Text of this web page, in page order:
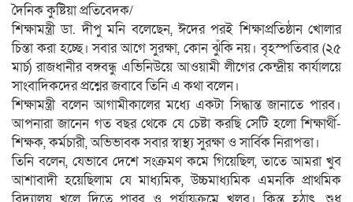
দৈনিক কুষ্টিয়া প্রতিবেদক/
শিক্ষামন্ত্রী ডা. দীপু মনি বলেছেন, ঈদের পরই শিক্ষাপ্রতিষ্ঠান খোলার
চিন্তা করা হচ্ছে। সবার আগে সুরক্ষা, কোন ঝুঁকি নয়। বৃহস্পতিবার (২৫
মার্চ) রাজধানীর বঙ্গবন্ধু এভিনিউয়ে আওয়ামী লীগের কেন্দ্রীয় কার্যালয়ে
সাংবাদিকদের প্রশ্নের জবাবে তিনি এ কথা বলেন।
শিক্ষামন্ত্রী বলেন আগামীকালের মধ্যে একটা সিদ্ধান্ত জানাতে পারব।
আপনারা জানেন গত বছর থেকে যে চেষ্টা করছি সেটি হলো শিক্ষার্থী-
শিক্ষক, কর্মচারী, অভিভাবক সবার স্বাস্থ্য সুরক্ষা ও সার্বিক নিরাপত্তা।
তিনি বলেন, যেভাবে দেশে সংক্রমণ কমে গিয়েছিল, তাতে আমরা খুব
আশাবাদী হয়েছিলাম যে মাধ্যমিক, উচ্চমাধ্যমিক এমনকি প্রাথমিক